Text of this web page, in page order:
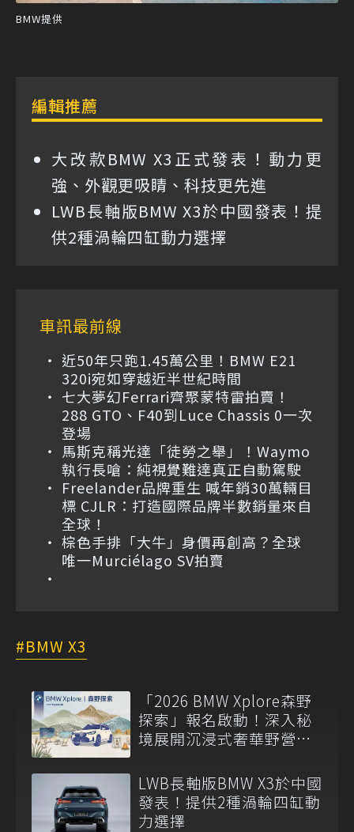
BMW提供
編輯推薦
大改款BMW X3正式發表！動力更
強、外觀更吸睛、科技更先進
LWB長軸版BMW X3於中國發表！提
供2種渦輪四缸動力選擇
車訊最前線
近50年只跑1.45萬公里！BMW E21
320i宛如穿越近半世紀時間
七大夢幻Ferrari齊聚蒙特雷拍賣！
288 GTO、F40到Luce Chassis 0一次
登場
馬斯克稱光達「徒勞之舉」！Waymo
執行長嗆：純視覺難達真正自動駕駛
Freelander品牌重生 喊年銷30萬輛目
標 CJLR：打造國際品牌半數銷量來自
全球！
棕色手排「大牛」身價再創高？全球
唯一Murciélago SV拍賣
BMW X3
「2026 BMW Xplore森野
探索」報名啟動！深入秘
境展開沉浸式奢華野營之
LWB長軸版BMW X3於中國
發表！提供2種渦輪四缸動
力選擇